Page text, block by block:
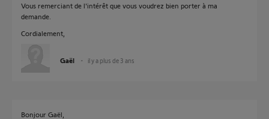
Vous remerciant de l'intérêt que vous voudrez bien porter à ma
demande.
Cordialement,
Gaël il y a plus de 3 ans
Bonjour Gaël,